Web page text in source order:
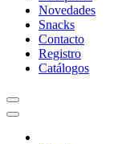
Novedades
Snacks
Contacto
Registro
Catálogos